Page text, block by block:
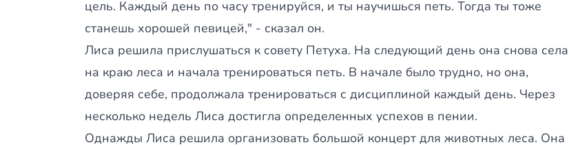
цель. Каждый день по часу тренируйся, и ты научишься петь. Тогда ты тоже
станешь хорошей певицей," - сказал он.
Лиса решила прислушаться к совету Петуха. На следующий день она снова села
на краю леса и начала тренироваться петь. В начале было трудно, но она,
доверяя себе, продолжала тренироваться с дисциплиной каждый день. Через
несколько недель Лиса достигла определенных успехов в пении.
Однажды Лиса решила организовать большой концерт для животных леса. Она